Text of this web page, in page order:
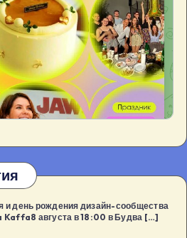
и день рождения дизайн-сообщества
августа в 18:00 в Будва […]